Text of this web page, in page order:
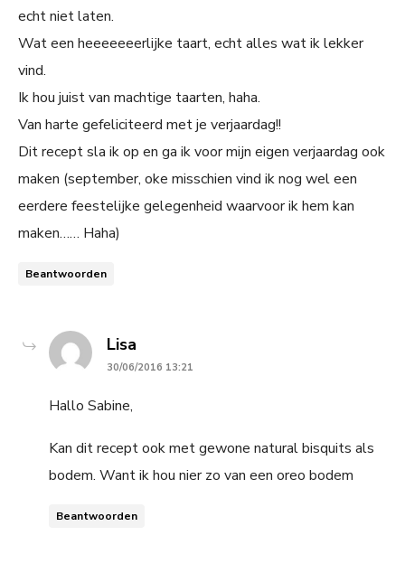
echt niet laten.
Wat een heeeeeeerlijke taart, echt alles wat ik lekker
vind.
Ik hou juist van machtige taarten, haha.
Van harte gefeliciteerd met je verjaardag!!
Dit recept sla ik op en ga ik voor mijn eigen verjaardag ook
maken (september, oke misschien vind ik nog wel een
eerdere feestelijke gelegenheid waarvoor ik hem kan
maken…… Haha)
Beantwoorden
Lisa
30/06/2016 13:21
Hallo Sabine,
Kan dit recept ook met gewone natural bisquits als
bodem. Want ik hou nier zo van een oreo bodem
Beantwoorden